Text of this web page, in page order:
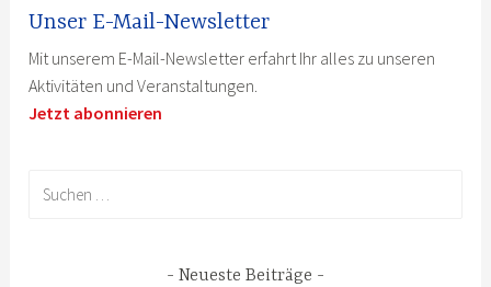
Unser E-Mail-Newsletter
Mit unserem E-Mail-Newsletter erfahrt Ihr alles zu unseren
Aktivitäten und Veranstaltungen.
Jetzt abonnieren
Neueste Beiträge